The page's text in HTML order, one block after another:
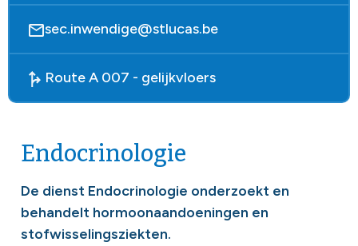
sec.inwendige@stlucas.be
Route A 007 - gelijkvloers
Endocrinologie
De dienst Endocrinologie onderzoekt en
behandelt hormoonaandoeningen en
stofwisselingsziekten.